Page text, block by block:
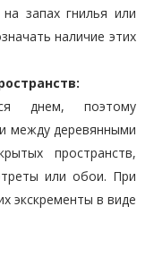
запах гнилья или
наличие этих
днем, поэтому
между деревянными
пространств,
или обои. При
экскременты в виде